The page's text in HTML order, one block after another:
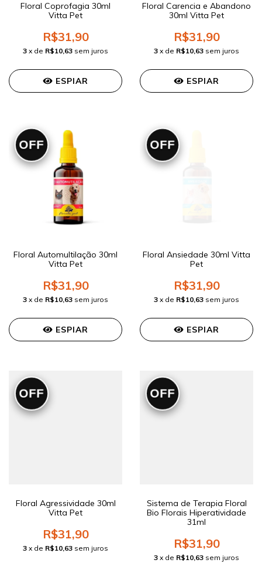
Floral Coprofagia 30ml
Vitta Pet
R$31,90
3 x de R$10,63 sem juros
ESPIAR
Floral Carencia e Abandono
30ml Vitta Pet
R$31,90
3 x de R$10,63 sem juros
ESPIAR
OFF
Floral Automultilação 30ml
Vitta Pet
R$31,90
3 x de R$10,63 sem juros
ESPIAR
OFF
Floral Ansiedade 30ml Vitta
Pet
R$31,90
3 x de R$10,63 sem juros
ESPIAR
OFF
Floral Agressividade 30ml
Vitta Pet
R$31,90
3 x de R$10,63 sem juros
OFF
Sistema de Terapia Floral
Bio Florais Hiperatividade
31ml
R$31,90
3 x de R$10,63 sem juros